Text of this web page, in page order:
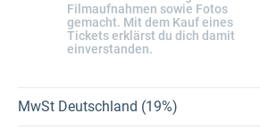
Filmaufnahmen sowie Fotos
gemacht. Mit dem Kauf eines
Tickets erklärst du dich damit
einverstanden.
MwSt Deutschland (19%)